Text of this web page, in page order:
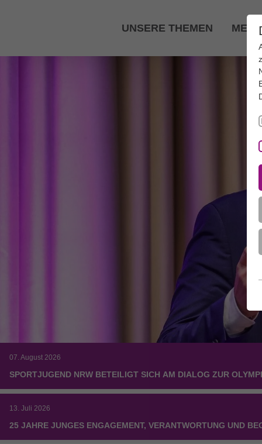
UNSERE THEMEN
07. August 2026
SPORTJUGEND NRW BETEILIGT SICH AM DIALOG ZUR
13. Juli 2026
25 JAHRE JUNGES ENGAGEMENT, VERANTWORTUNG UND